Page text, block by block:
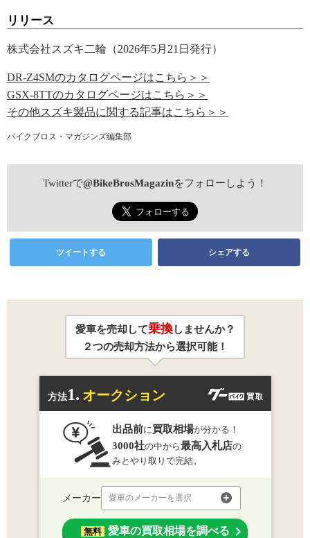
リリース
株式会社スズキ二輪（2026年5月21日発行）
DR-Z4SMのカタログページはこちら＞＞
GSX-8TTのカタログページはこちら＞＞
その他スズキ製品に関する記事はこちら＞＞
バイクブロス・マガジンズ編集部
Twitterで@BikeBrosMagazinをフォローしよう！
ツイートする シェアする
愛車を売却して乗換しませんか？
２つの売却方法から選択可能！
方法1. オークション
出品前に買取相場が分かる！
3000社の中から最高入札店の
みとやり取りで完結。
メーカー 愛車のメーカーを選択
無料 愛車の買取相場を調べる